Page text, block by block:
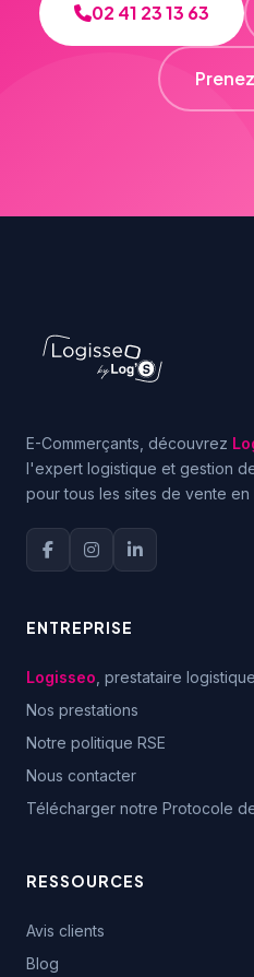
02 41 23 13 63
E-Commerçants, découvrez
l'expert logistique et gestion
pour tous les sites de vente en
ENTREPRISE
Logisseo , prestataire logistique
Nos prestations
Notre politique RSE
Nous contacter
Télécharger notre Protocole
RESSOURCES
Avis clients
Blog